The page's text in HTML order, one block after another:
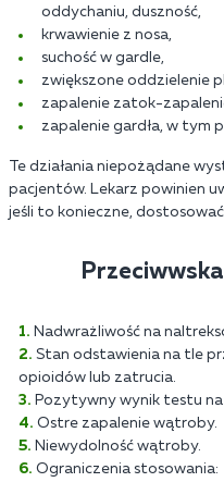
oddychaniu, duszność,
krwawienie z nosa,
suchość w gardle,
zwiększone oddzielenie
zapalenie zatok-
zapalenie gardła, w tym
Te działania niepożądane
pacjentów. Lekarz powinien
jeśli to konieczne,
Nadwrażliwość na
Stan odstawienia na tle
opioidów lub zatrucia.
Pozytywny wynik testu
Ostre zapalenie wątroby.
Niewydolność wątroby.
Ograniczenia stosowania: